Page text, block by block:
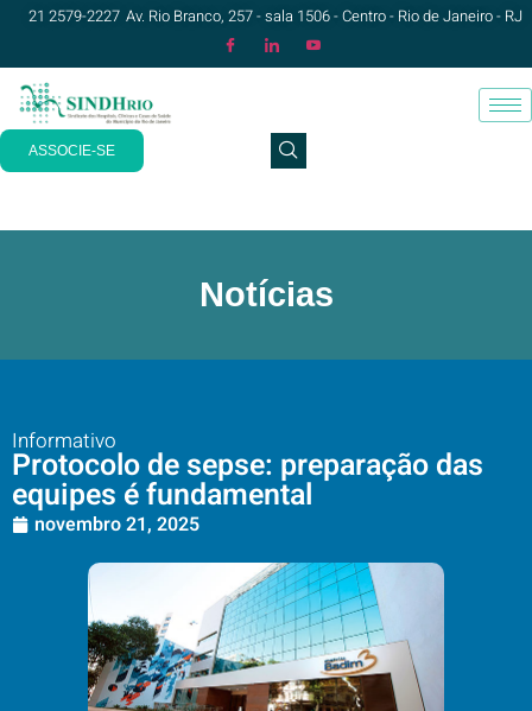
21 2579-2227 Av. Rio Branco, 257 - sala 1506 - Centro - Rio de Janeiro - RJ
ASSOCIE-SE
Notícias
Informativo
Protocolo de sepse: preparação das
equipes é fundamental
novembro 21, 2025